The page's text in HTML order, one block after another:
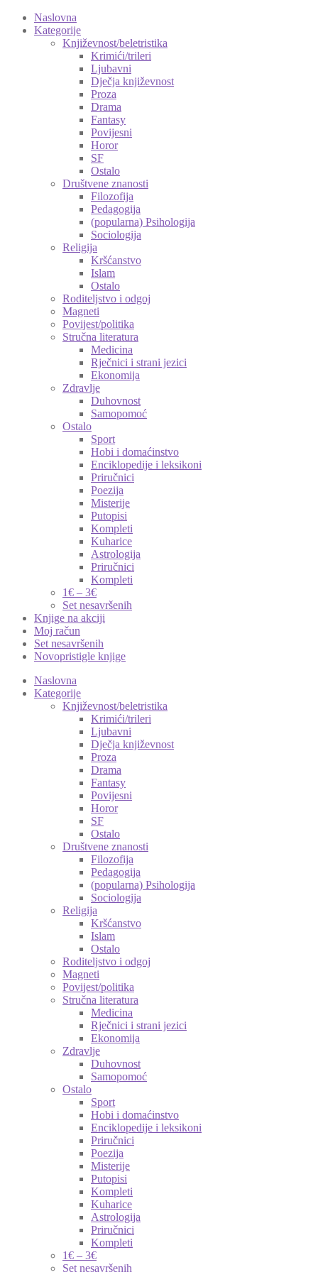
Naslovna
Kategorije
Književnost/beletristika
Krimići/trileri
Ljubavni
Dječja književnost
Proza
Drama
Fantasy
Povijesni
Horor
SF
Ostalo
Društvene znanosti
Filozofija
Pedagogija
(popularna) Psihologija
Sociologija
Religija
Kršćanstvo
Islam
Ostalo
Roditeljstvo i odgoj
Magneti
Povijest/politika
Stručna literatura
Medicina
Rječnici i strani jezici
Ekonomija
Zdravlje
Duhovnost
Samopomoć
Ostalo
Sport
Hobi i domaćinstvo
Enciklopedije i leksikoni
Priručnici
Poezija
Misterije
Putopisi
Kompleti
Kuharice
Astrologija
Priručnici
Kompleti
1€ – 3€
Set nesavršenih
Knjige na akciji
Moj račun
Set nesavršenih
Novopristigle knjige
Naslovna
Kategorije
Književnost/beletristika
Krimići/trileri
Ljubavni
Dječja književnost
Proza
Drama
Fantasy
Povijesni
Horor
SF
Ostalo
Društvene znanosti
Filozofija
Pedagogija
(popularna) Psihologija
Sociologija
Religija
Kršćanstvo
Islam
Ostalo
Roditeljstvo i odgoj
Magneti
Povijest/politika
Stručna literatura
Medicina
Rječnici i strani jezici
Ekonomija
Zdravlje
Duhovnost
Samopomoć
Ostalo
Sport
Hobi i domaćinstvo
Enciklopedije i leksikoni
Priručnici
Poezija
Misterije
Putopisi
Kompleti
Kuharice
Astrologija
Priručnici
Kompleti
1€ – 3€
Set nesavršenih